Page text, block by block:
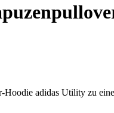
adidas Utility zu